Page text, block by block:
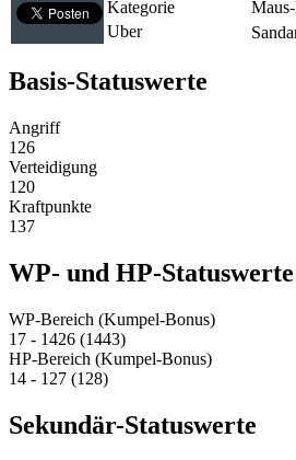
Kategorie
Uber
Basis-Statuswerte
Angriff
126
Verteidigung
120
Kraftpunkte
137
WP- und HP-Statuswerte
WP-Bereich (Kumpel-Bonus)
17 - 1426 (1443)
HP-Bereich (Kumpel-Bonus)
14 - 127 (128)
Sekundär-Statuswerte